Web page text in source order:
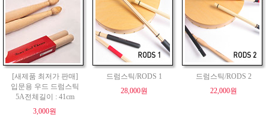
[새제품 최저가 판매]
입문용 우드 드럼스틱
5A전체길이 : 41cm
3,000원
드럼스틱/RODS 1
28,000원
드럼스틱/RODS 2
22,000원